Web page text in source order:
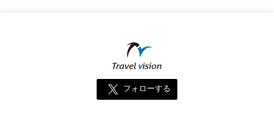
フォローする